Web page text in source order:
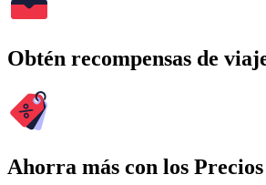
Obtén recompensas de
Ahorra más con los